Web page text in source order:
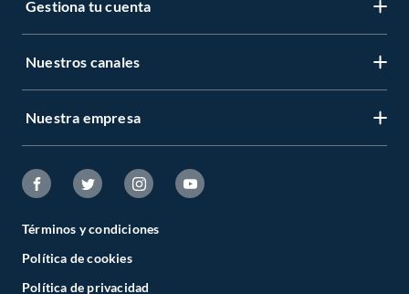
Gestiona tu cuenta
Nuestros canales
Nuestra empresa
Términos y condiciones
Política de cookies
Política de privacidad